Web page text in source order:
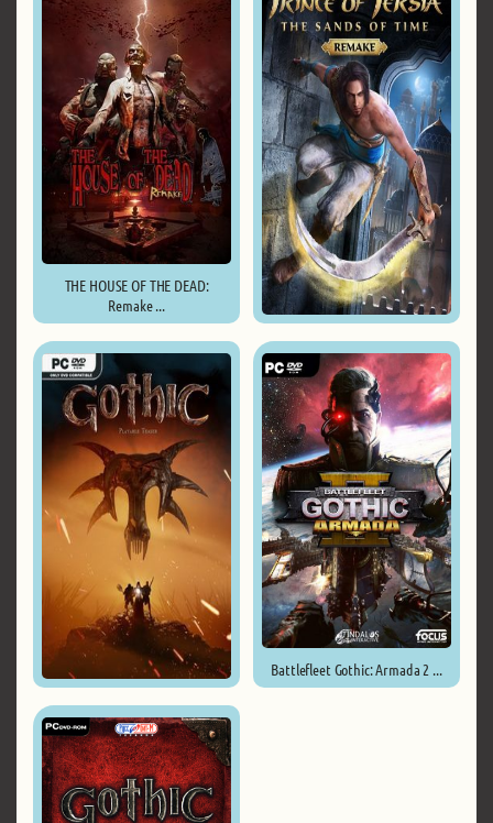
THE HOUSE OF THE DEAD:
Remake ...
Battlefleet Gothic: Armada 2 ...